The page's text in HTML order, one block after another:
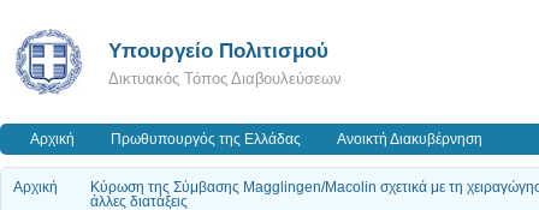
Υπουργείο Πολιτισμού
Δικτυακός Τόπος Διαβουλεύσεων
Αρχική Πρωθυπουργός της Ελλάδας Ανοικτή Διακυβέρνηση
Αρχική
Κύρωση της Σύμβασης Magglingen/Macolin σχετικά με τη
άλλες διατάξεις